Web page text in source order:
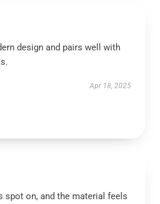
design and pairs well with
Apr 18, 2025
spot on, and the material feels